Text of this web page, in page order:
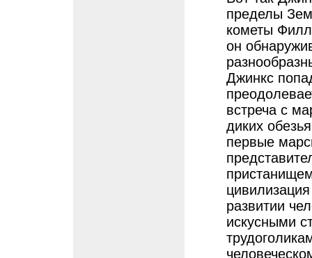
пределы
кометы
он
Джинкс
встреча с
диких
первые
развитии
искусными